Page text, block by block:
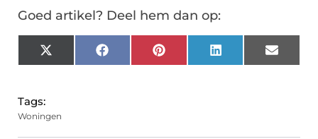
Goed artikel? Deel hem dan op:
X
(Twitter)
FacebookPinterest LinkedIn Email
Tags:
Woningen